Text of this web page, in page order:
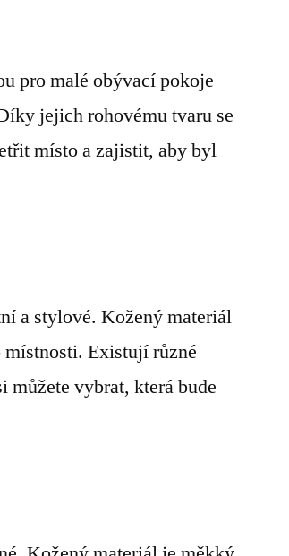
pro malé obývací pokoje
jejich rohovému tvaru se
místo a zajistit, aby byl
a stylové. Kožený materiál
Existují různé
můžete vybrat, která bude